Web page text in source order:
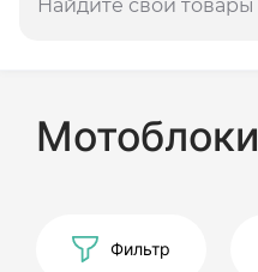
Фильтр